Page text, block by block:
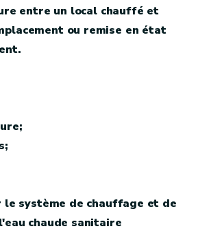
entre un local chauffé et
ou remise en état
le système de chauffage et de
chaude sanitaire